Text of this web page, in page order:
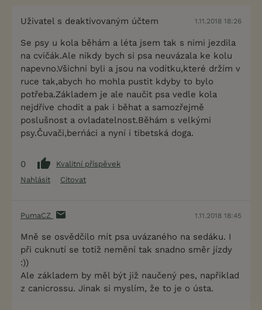
Uživatel s deaktivovaným účtem 1.11.2018 18:26
Se psy u kola běhám a léta jsem tak s nimi jezdila
na cvičák.Ale nikdy bych si psa neuvázala ke kolu
napevno.Všichni byli a jsou na vodítku,které držím v
ruce tak,abych ho mohla pustit kdyby to bylo
potřeba.Základem je ale naučit psa vedle kola
nejdříve chodit a pak i běhat a samozřejmě
poslušnost a ovladatelnost.Běhám s velkými
psy.Čuvači,berńáci a nyní i tibetská doga.
0
Kvalitní příspěvek
Nahlásit
Citovat
PumaCZ 1.11.2018 18:45
Mně se osvědčilo mít psa uvázaného na sedáku. I
při cuknutí se totiž nemění tak snadno směr jízdy
:))
Ale základem by měl být již naučený pes, například
z canicrossu. Jinak si myslím, že to je o ústa.